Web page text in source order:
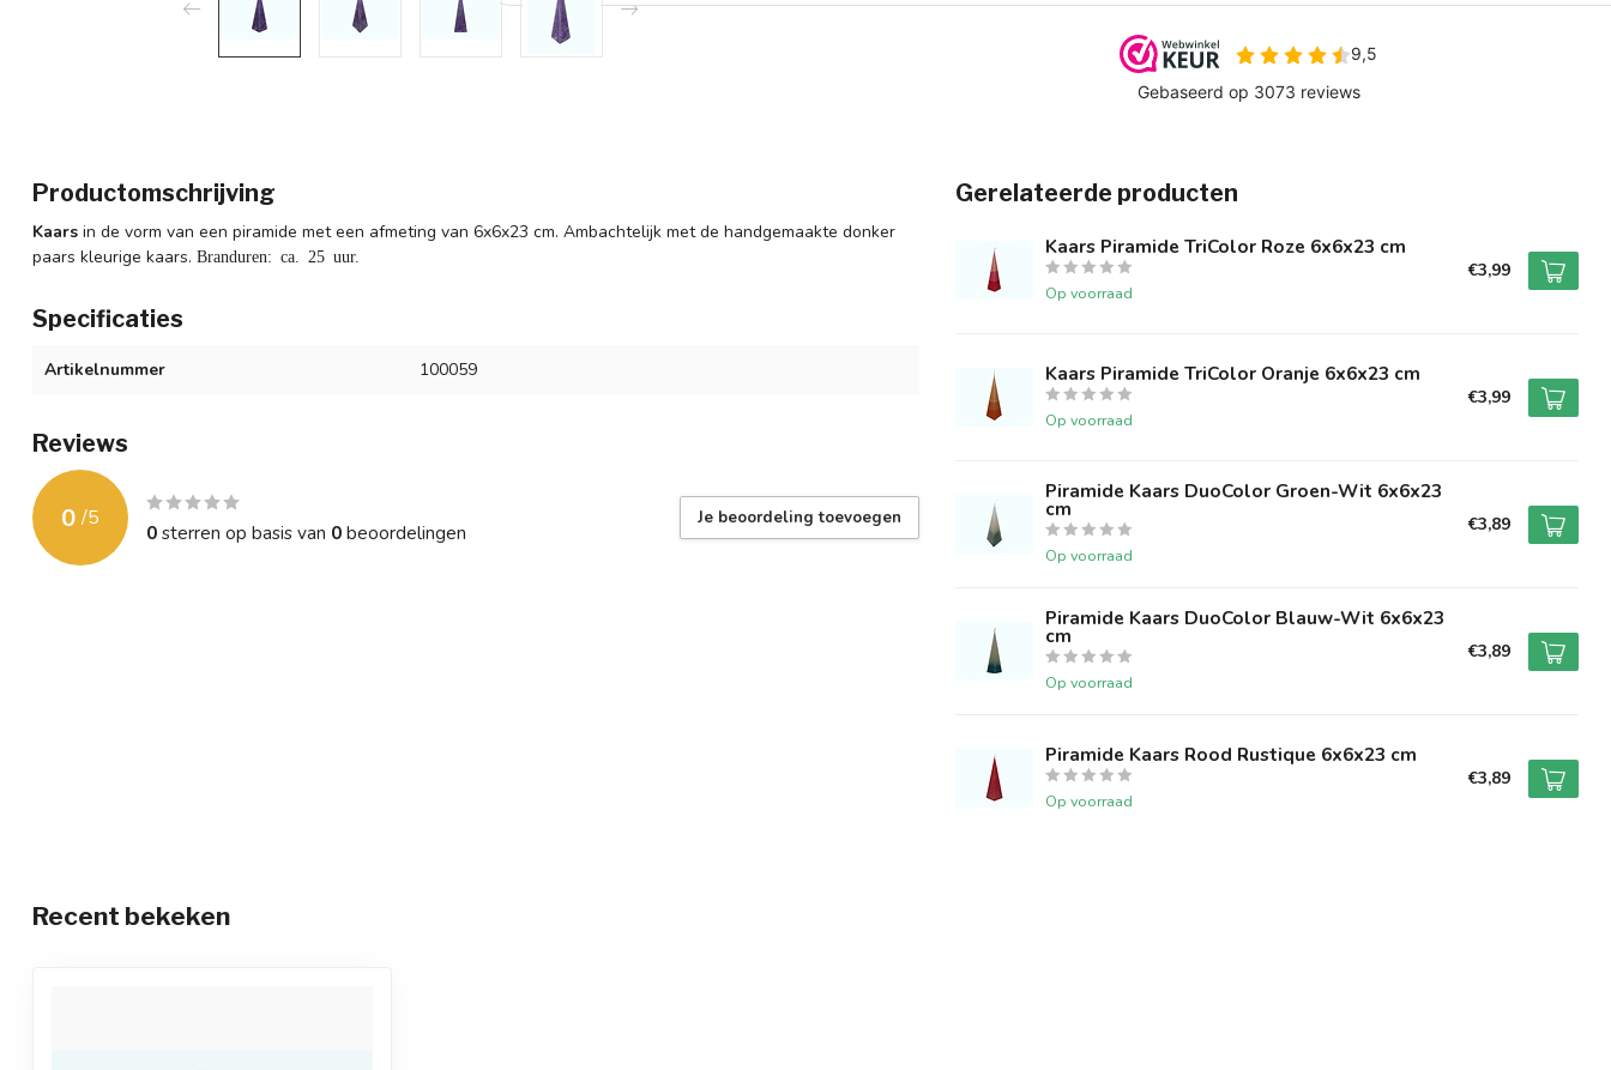
Productomschrijving
Kaars in de vorm van een piramide met een afmeting van 6x6x23 cm. Ambachtelijk met de handgemaakte donker
paars kleurige kaars. Branduren: ca. 25 uur.
Specificaties
Artikelnummer 100059
Reviews
0 /5
0sterren op basis van 0beoordelingen
Je beoordeling toevoegen
Gerelateerde producten
Kaars Piramide TriColor Roze 6x6x23 cm
Op voorraad
€3,99
Kaars Piramide TriColor Oranje 6x6x23 cm
Op voorraad
€3,99
Piramide Kaars DuoColor Groen-Wit 6x6x23
cm
Op voorraad
€3,89
Piramide Kaars DuoColor Blauw-Wit 6x6x23
cm
Op voorraad
€3,89
Piramide Kaars Rood Rustique 6x6x23 cm
Op voorraad
€3,89
Recent bekeken